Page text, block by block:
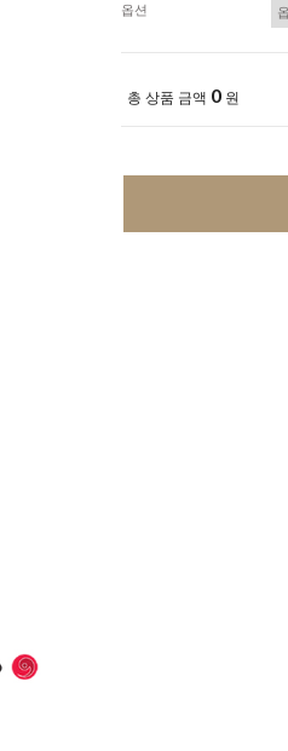
옵션
총 상품 금액 0 원